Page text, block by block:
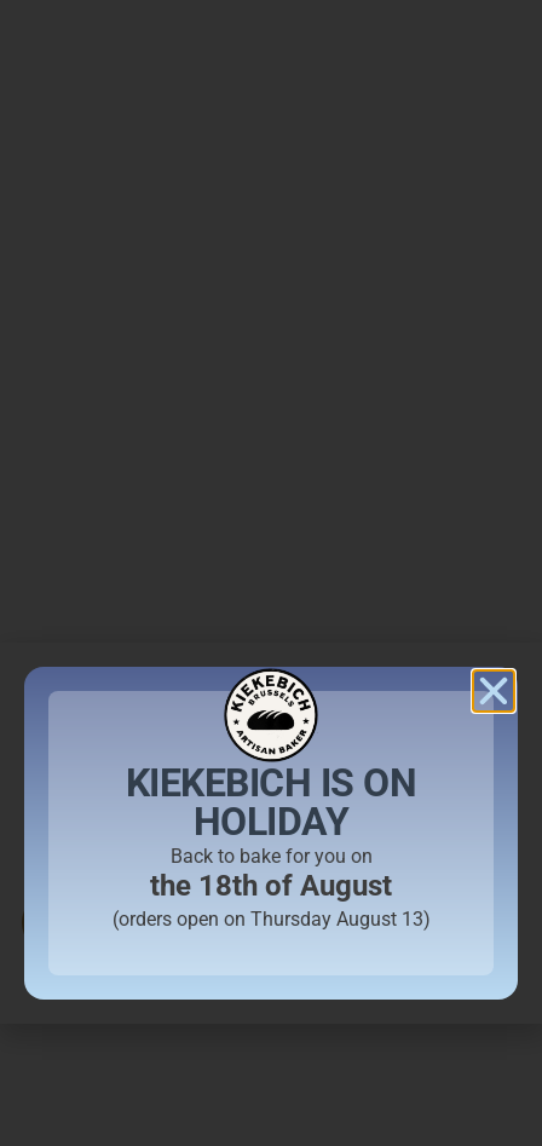
Welkom bij Kiekebich
BEKIJK DE PRODUCTEN VAN DEZE WEEK
KIEKEBICH IS ON
HOLIDAY
Back to bake for you on
the 18th of August
(orders open on Thursday August 13)